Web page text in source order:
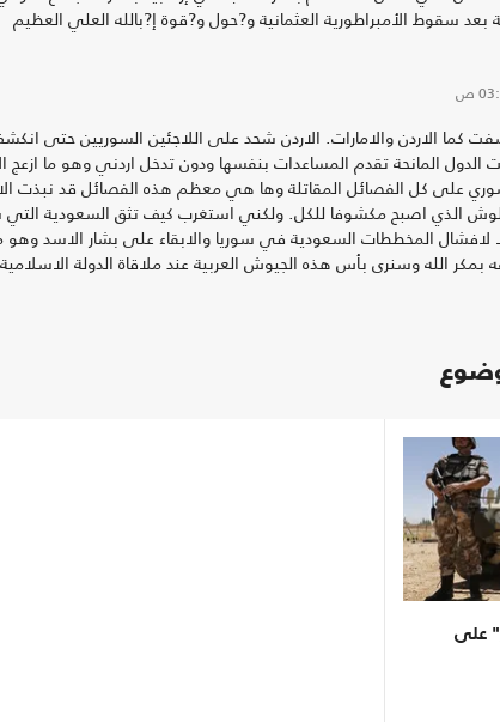
سقوط الأمبراطورية العثمانية و?حول و?قوة إ?بالله العلي العظيم
ص
كما الاردن والامارات. الاردن شحد على اللاجئين السوريين حتى
المانحة تقدم المساعدات بنفسها ودون تدخل اردني وهو ما ازعج
على كل الفصائل المقاتلة وها هي معظم هذه الفصائل قد نبذت
الذي اصبح مكشوفا للكل. ولكني استغرب كيف تثق السعودية
لافشال المخططات السعودية في سوريا والابقاء على بشار الاسد وهو
بمكر الله وسنرى بأس هذه الجيوش العربية عند ملاقاة الدولة
على